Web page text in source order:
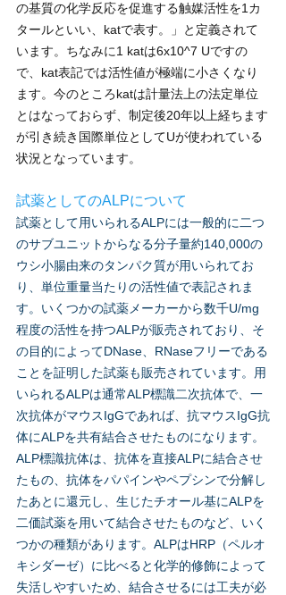
の基質の化学反応を促進する触媒活性を1カ
タールといい、katで表す。」と定義されて
います。ちなみに1 katは6x10^7 Uですの
で、kat表記では活性値が極端に小さくなり
ます。今のところkatは計量法上の法定単位
とはなっておらず、制定後20年以上経ちます
が引き続き国際単位としてUが使われている
状況となっています。
試薬としてのALPについて
試薬として用いられるALPには一般的に二つ
のサブユニットからなる分子量約140,000の
ウシ小腸由来のタンパク質が用いられてお
り、単位重量当たりの活性値で表記されま
す。いくつかの試薬メーカーから数千U/mg
程度の活性を持つALPが販売されており、そ
の目的によってDNase、RNaseフリーである
ことを証明した試薬も販売されています。用
いられるALPは通常ALP標識二次抗体で、一
次抗体がマウスIgGであれば、抗マウスIgG抗
体にALPを共有結合させたものになります。
ALP標識抗体は、抗体を直接ALPに結合させ
たもの、抗体をパパインやペプシンで分解し
たあとに還元し、生じたチオール基にALPを
二価試薬を用いて結合させたものなど、いく
つかの種類があります。ALPはHRP（ペルオ
キシダーゼ）に比べると化学的修飾によって
失活しやすいため、結合させるには工夫が必